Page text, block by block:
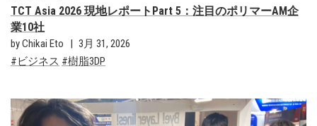
TCT Asia 2026 現地レポートPart 5：注目のポリマーAM企
業10社
by Chikai Eto
3月 31, 2026
ビジネス
樹脂3DP